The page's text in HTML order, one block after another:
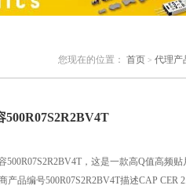
您现在的位置： 首页 > 代理产
，这是一款高Q值高频
产品编号500R07S2R2BV4T描述CAP CER